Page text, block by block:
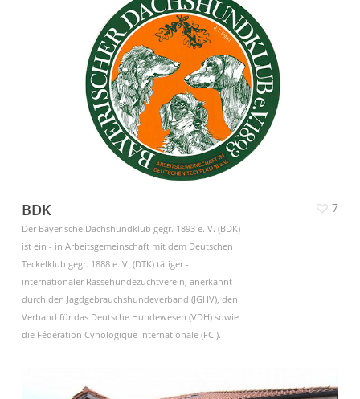
BDK
Der Bayerische Dachshundklub gegr. 1893 e. V. (BDK)
ist ein - in Arbeitsgemeinschaft mit dem Deutschen
Teckelklub gegr. 1888 e. V. (DTK) tätiger -
internationaler Rassehundezuchtverein, anerkannt
durch den Jagdgebrauchshundeverband (JGHV), den
Verband für das Deutsche Hundewesen (VDH) sowie
die Fédération Cynologique Internationale (FCI).
7